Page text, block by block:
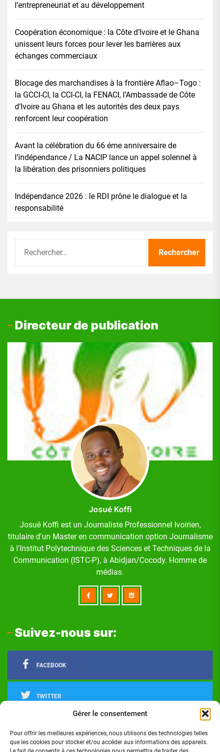
Gérer le consentement
Pour offrir les meilleures expériences, nous utilisons des technologies telles
que les cookies pour stocker et/ou accéder aux informations des appareils.
l’entrepreneuriat et au développement
Coopération économique : la Côte d’Ivoire et le Ghana
unissent leurs forces pour lever les barrières aux
échanges commerciaux
Blocage des marchandises à la frontière Aflao–Togo :
la GCCI-CI, la CCI-CI, la FENACI, l’Ambassade de Côte
d’Ivoire au Ghana et les autorités des deux pays
renforcent leur coopération
Avant la célébration du 66 éme anniversaire de
l’indépendance / La NACIP lance un appel solennel à
la libération des prisonniers politiques
Indépendance 2026 : le RDI prône le dialogue et la
responsabilité
Directeur de publication
Josué Koffi
Josué Koffi est un Journaliste Professionnel Ivoirien,
titulaire d'un Master en communication option Journalisme
à l'Institut Polytechnique des Sciences et Techniques de la
Communication (ISTC-P), à Abidjan/Cocody. Homme de
médias.
Suivez-nous sur:
FACEBOOK
TWITTER